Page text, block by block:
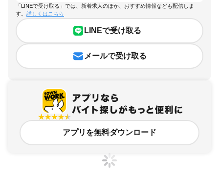
「LINEで受け取る」では、新着求人のほか、おすすめ情報なども配信しま
す。 詳しくはこちら
LINEで受け取る
メールで受け取る
アプリを無料ダウンロード